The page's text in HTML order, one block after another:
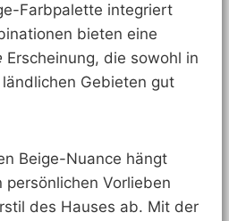
Farbpalette integriert
bieten eine
Erscheinung, die sowohl in
Gebieten gut
Beige-Nuance hängt
Vorlieben
des Hauses ab. Mit der